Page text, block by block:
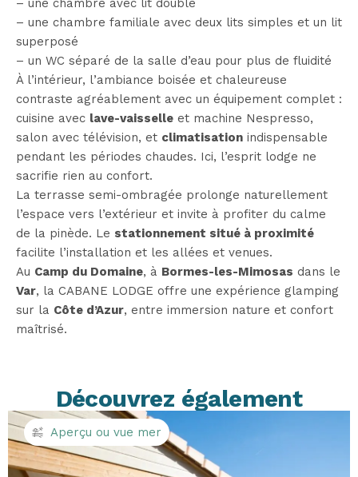
– une chambre avec lit double
– une chambre familiale avec deux lits simples et un lit
superposé
– un WC séparé de la salle d’eau pour plus de fluidité
À l’intérieur, l’ambiance boisée et chaleureuse
contraste agréablement avec un équipement complet :
cuisine avec lave-vaisselle et machine Nespresso,
salon avec télévision, et climatisation indispensable
pendant les périodes chaudes. Ici, l’esprit lodge ne
sacrifie rien au confort.
La terrasse semi-ombragée prolonge naturellement
l’espace vers l’extérieur et invite à profiter du calme
de la pinède. Le stationnement situé à proximité
facilite l’installation et les allées et venues.
Au Camp du Domaine, à Bormes-les-Mimosas dans le
Var, la CABANE LODGE offre une expérience glamping
sur la Côte d’Azur, entre immersion nature et confort
maîtrisé.
Découvrez également
Aperçu ou vue mer